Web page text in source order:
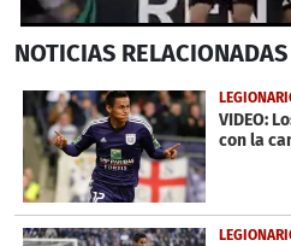
seconds
34
seconds
NOTICIAS RELACIONADAS
VIDEO:
con la